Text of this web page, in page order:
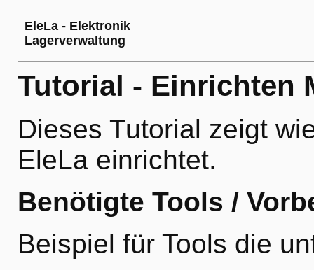
EleLa - Elektronik
Lagerverwaltung
Tutorial - Einrichten
Dieses Tutorial zeigt
EleLa einrichtet.
Benötigte Tools /
Beispiel für Tools die